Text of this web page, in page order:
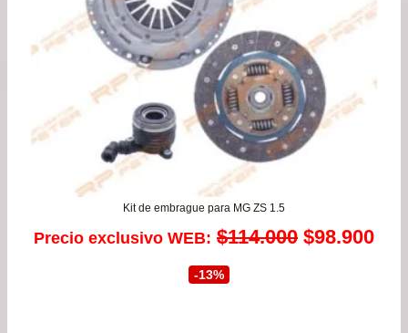
Kit de embrague para MG ZS 1.5
Precio exclusivo WEB: $114.000 El
$98.900El
-13%